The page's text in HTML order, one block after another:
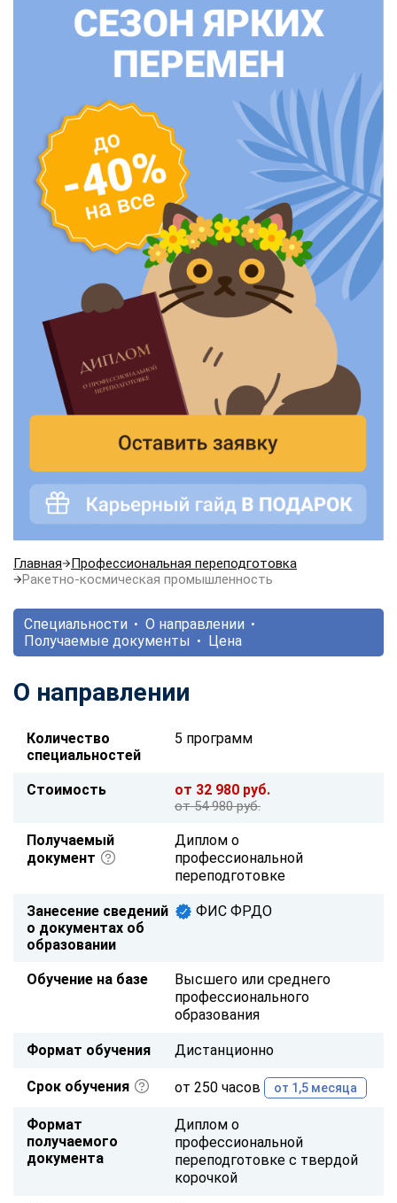
Главная
Профессиональная переподготовка
Ракетно-космическая промышленность
Специальности
О направлении
Получаемые документы
Цена
О направлении
Количество
специальностей
5 программ
Стоимость от 32 980 руб.
от 54 980 руб.
Получаемый
документ
Диплом о
профессиональной
переподготовке
Занесение сведений
о документах об
образовании
ФИС ФРДО
Обучение на базе
Высшего или среднего
профессионального
образования
Формат обучения Дистанционно
Срок обучения от 250 часов от 1,5 месяца
Формат
получаемого
документа
Диплом о
профессиональной
переподготовке с твердой
корочкой